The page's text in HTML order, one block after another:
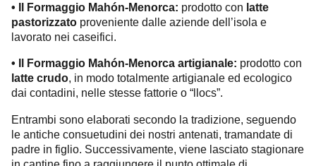
• Il Formaggio Mahón-Menorca: prodotto con latte
pastorizzato proveniente dalle aziende dell’isola e
lavorato nei caseifici.
• Formaggio Mahón-Menorca artigianale: prodotto con
latte crudo, in modo totalmente artigianale ed ecologico
dai contadini, nelle stesse fattorie o “llocs”.
Entrambi sono elaborati secondo la tradizione, seguendo
le antiche consuetudini dei nostri antenati, tramandate di
padre in figlio. Successivamente, viene lasciato stagionare